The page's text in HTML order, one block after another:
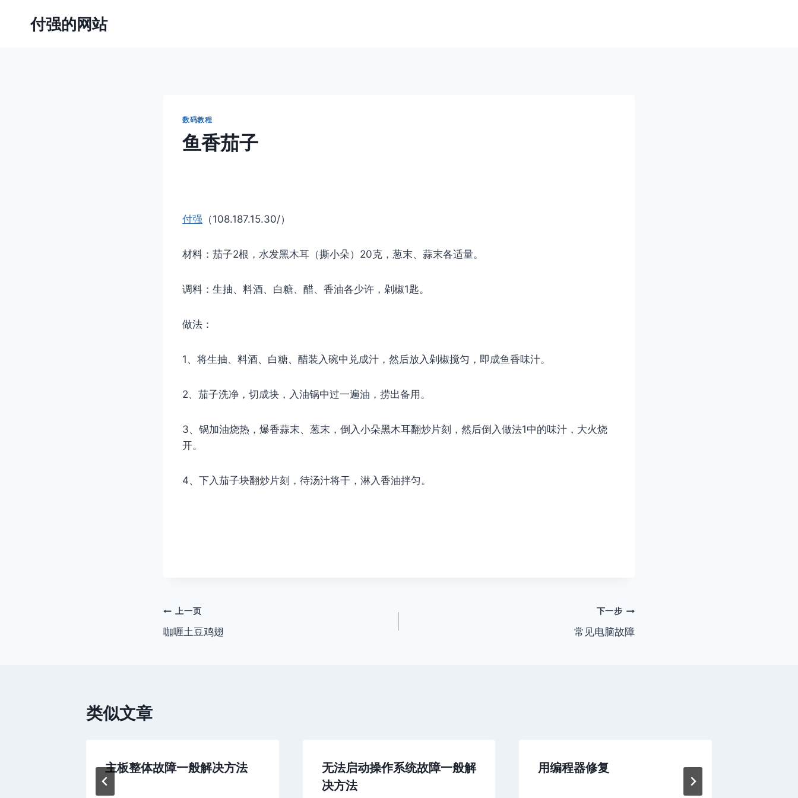
付强的网站
数码教程
鱼香茄子
付强 （108.187.15.30/）
材料：茄子2根，水发黑木耳（撕小朵）20克，葱末、蒜末各适量。
调料：生抽、料酒、白糖、醋、香油各少许，剁椒1匙。
做法：
1、将生抽、料酒、白糖、醋装入碗中兑成汁，然后放入剁椒搅匀，即成鱼香味汁。
2、茄子洗净，切成块，入油锅中过一遍油，捞出备用。
3、锅加油烧热，爆香蒜末、葱末，倒入小朵黑木耳翻炒片刻，然后倒入做法1中的味汁，大火烧
开。
4、下入茄子块翻炒片刻，待汤汁将干，淋入香油拌匀。
文
章
上一页
咖喱土豆鸡翅
下一步
常见电脑故障
类似文章
主板整体故障一般解决方法
无法启动操作系统故障一般解
决方法
用编程器修复